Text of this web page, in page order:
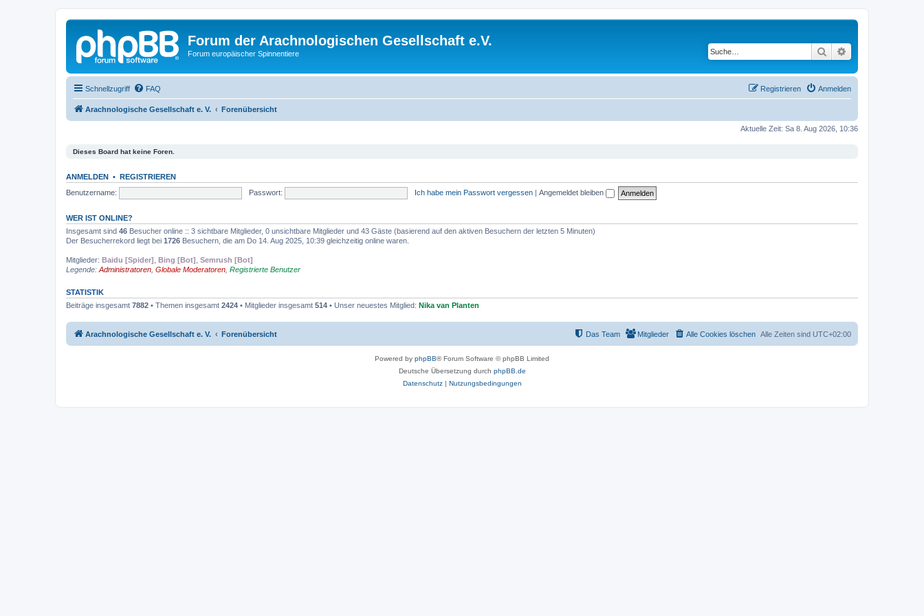
Forum der Arachnologischen Gesellschaft e.V.
Forum europäischer Spinnentiere Suche
Schnellzugriff FAQ Anmelden
Registrieren
Arachnologische Gesellschaft e. V. Forenübersicht
Aktuelle Zeit: Sa 8. Aug 2026, 10:36
Dieses Board hat keine Foren.
ANMELDEN • REGISTRIEREN
Benutzername:
Passwort: Ich habe mein Passwort vergessen | Angemeldet bleiben
WER IST ONLINE?
Insgesamt sind 46 Besucher online :: 3 sichtbare Mitglieder, 0 unsichtbare Mitglieder und 43 Gäste (basierend auf den aktiven Besuchern der letzten 5 Minuten)
Der Besucherrekord liegt bei 1726 Besuchern, die am Do 14. Aug 2025, 10:39 gleichzeitig online waren.
Mitglieder: Baidu [Spider] Bing [Bot] Semrush [Bot]
Legende: Administratoren Globale Moderatoren Registrierte Benutzer
STATISTIK
Beiträge insgesamt 7882 • Themen insgesamt 2424 • Mitglieder insgesamt 514 • Unser neuestes Mitglied: Nika van Planten
Arachnologische Gesellschaft e. V. Forenübersicht Alle Zeiten sind UTC+02:00
Alle Cookies löschen
Mitglieder
Das Team
Powered by phpBB® Forum Software © phpBB Limited
Deutsche Übersetzung durch phpBB.de
Datenschutz| Nutzungsbedingungen